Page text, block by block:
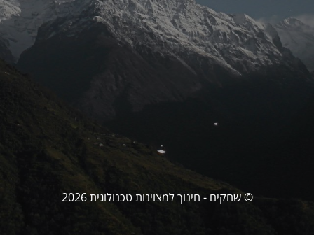
© שחקים - חינוך למצוינות טכנולוגית 2026